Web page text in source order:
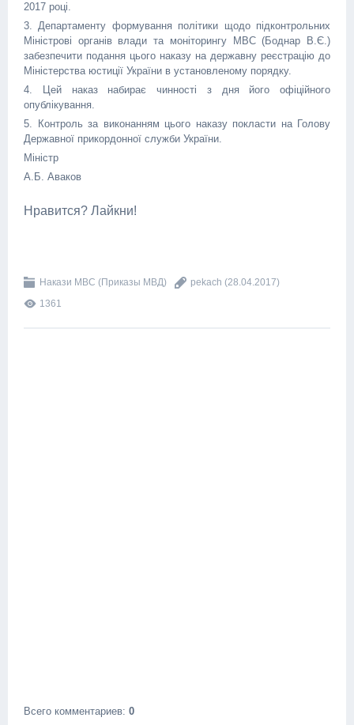
2017 році.
3. Департаменту формування політики щодо підконтрольних
Міністрові органів влади та моніторингу МВС (Боднар В.Є.)
забезпечити подання цього наказу на державну реєстрацію до
Міністерства юстиції України в установленому порядку.
4. Цей наказ набирає чинності з дня його офіційного
опублікування.
5. Контроль за виконанням цього наказу покласти на Голову
Державної прикордонної служби України.
Міністр
А.Б. Аваков
Нравится? Лайкни!
Накази МВС (Приказы МВД) pekach (28.04.2017)
1361
Всего комментариев: 0